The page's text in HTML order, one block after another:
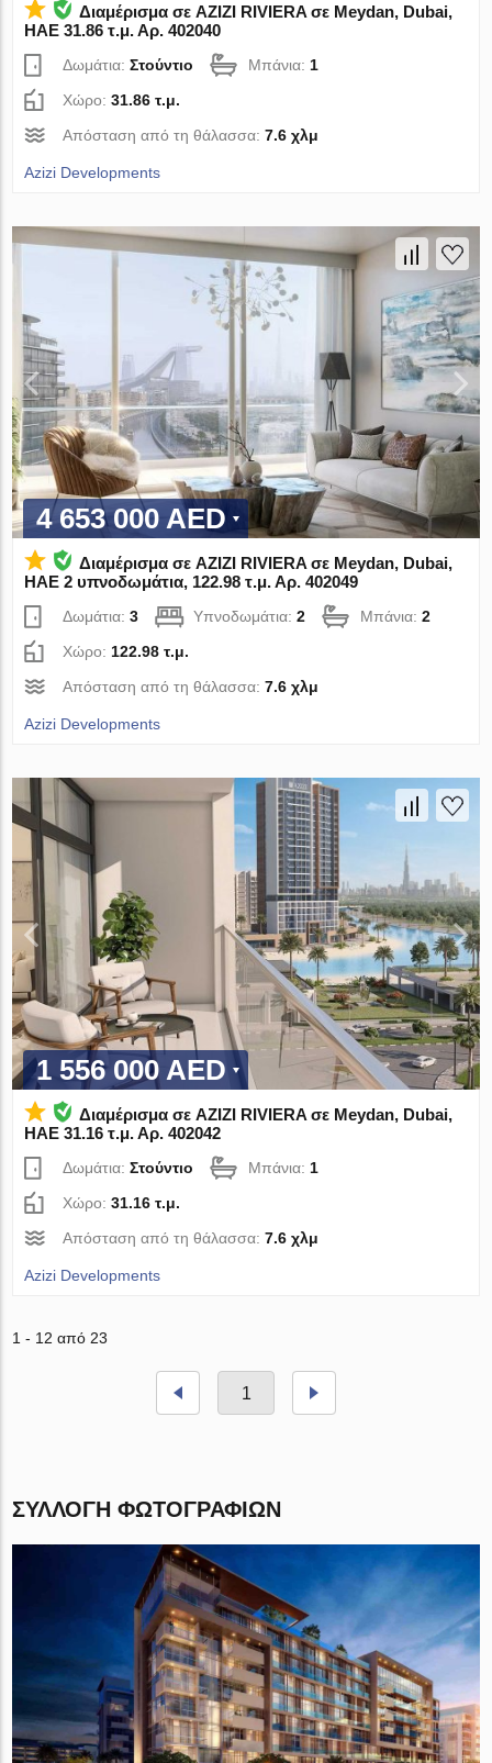
Διαμέρισμα σε AZIZI RIVIERA σε Meydan, Dubai,
ΗΑΕ 31.86 τ.μ. Αρ. 402040
Δωμάτια:Στούντιο Μπάνια: 1
Χώρο:31.86 τ.μ.
Απόσταση από τη θάλασσα:7.6 χλμ
Azizi Developments
4 653 000 AED
Διαμέρισμα σε AZIZI RIVIERA σε Meydan, Dubai,
ΗΑΕ 2 υπνοδωμάτια, 122.98 τ.μ. Αρ. 402049
Δωμάτια:3 Υπνοδωμάτια:2 Μπάνια:2
Χώρο: 122.98 τ.μ.
Απόσταση από τη θάλασσα:7.6 χλμ
Azizi Developments
1 556 000 AED
Διαμέρισμα σε AZIZI RIVIERA σε Meydan, Dubai,
ΗΑΕ 31.16 τ.μ. Αρ. 402042
Δωμάτια:Στούντιο Μπάνια: 1
Χώρο:31.16 τ.μ.
Απόσταση από τη θάλασσα:7.6 χλμ
Azizi Developments
1 - 12 από 23
1
ΣΥΛΛΟΓΉ ΦΩΤΟΓΡΑΦΙΏΝ